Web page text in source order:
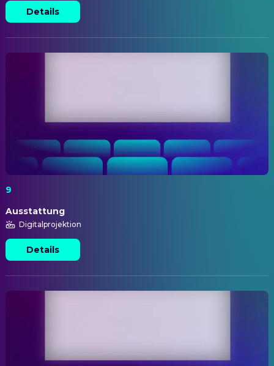
Details
9
Ausstattung
Digitalprojektion
Details